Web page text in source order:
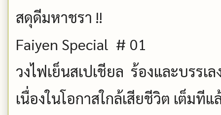
สดุดีมหาชรา !!
Faiyen Special # 01
วงไฟเย็นสเปเชียล ร้องและบรร
เนื่องในโอกาสใกล้เสียชีวิต เต็มทีแ